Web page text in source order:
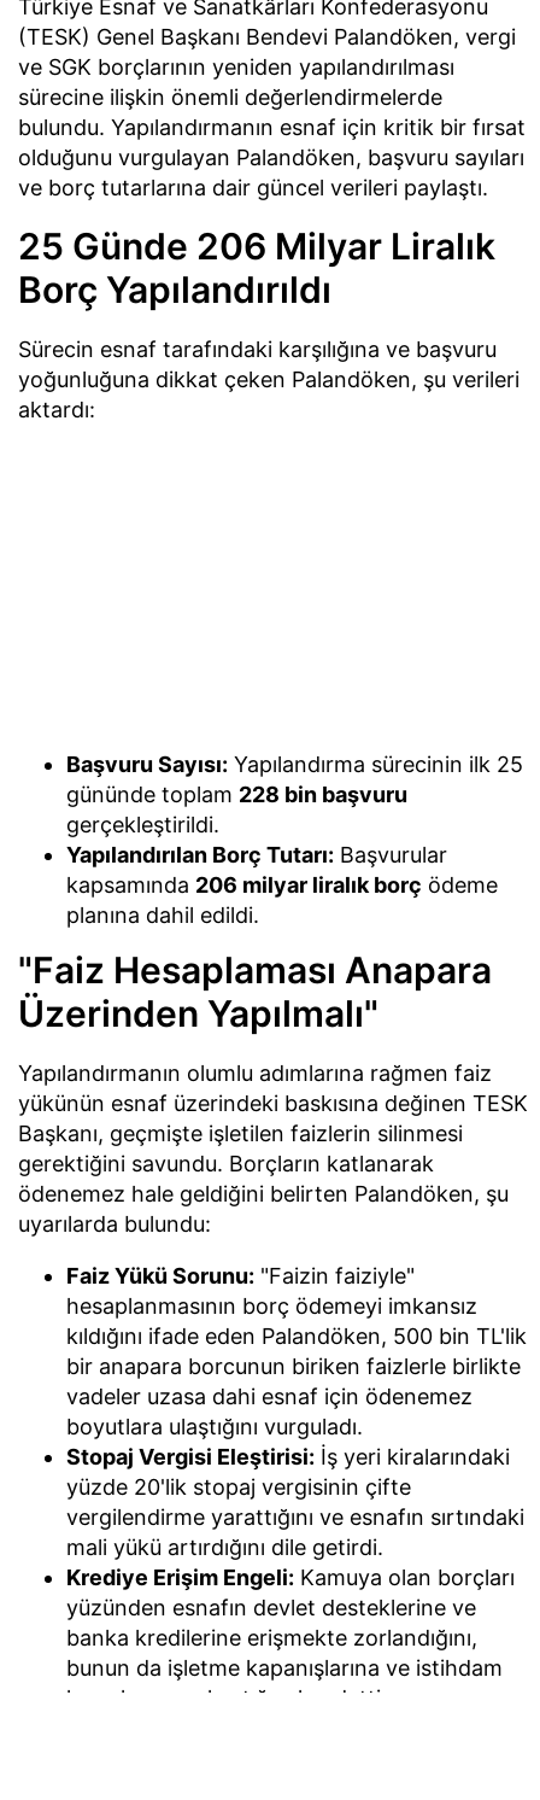
Türkiye Esnaf ve Sanatkârları Konfederasyonu
(TESK) Genel Başkanı Bendevi Palandöken, vergi
ve SGK borçlarının yeniden yapılandırılması
sürecine ilişkin önemli değerlendirmelerde
bulundu. Yapılandırmanın esnaf için kritik bir fırsat
olduğunu vurgulayan Palandöken, başvuru sayıları
ve borç tutarlarına dair güncel verileri paylaştı.
25 Günde 206 Milyar Liralık
Borç Yapılandırıldı
Sürecin esnaf tarafındaki karşılığına ve başvuru
yoğunluğuna dikkat çeken Palandöken, şu verileri
aktardı:
Başvuru Sayısı: Yapılandırma sürecinin ilk 25
gününde toplam 228 bin başvuru
gerçekleştirildi.
Yapılandırılan Borç Tutarı: Başvurular
kapsamında 206 milyar liralık borç ödeme
planına dahil edildi.
"Faiz Hesaplaması Anapara
Üzerinden Yapılmalı"
Yapılandırmanın olumlu adımlarına rağmen faiz
yükünün esnaf üzerindeki baskısına değinen TESK
Başkanı, geçmişte işletilen faizlerin silinmesi
gerektiğini savundu. Borçların katlanarak
ödenemez hale geldiğini belirten Palandöken, şu
uyarılarda bulundu:
Faiz Yükü Sorunu: "Faizin faiziyle"
hesaplanmasının borç ödemeyi imkansız
kıldığını ifade eden Palandöken, 500 bin TL'lik
bir anapara borcunun biriken faizlerle birlikte
vadeler uzasa dahi esnaf için ödenemez
boyutlara ulaştığını vurguladı.
Stopaj Vergisi Eleştirisi: İş yeri kiralarındaki
yüzde 20'lik stopaj vergisinin çifte
vergilendirme yarattığını ve esnafın sırtındaki
mali yükü artırdığını dile getirdi.
Krediye Erişim Engeli: Kamuya olan borçları
yüzünden esnafın devlet desteklerine ve
banka kredilerine erişmekte zorlandığını,
bunun da işletme kapanışlarına ve istihdam
kayıplarına yol açtığını kaydetti.